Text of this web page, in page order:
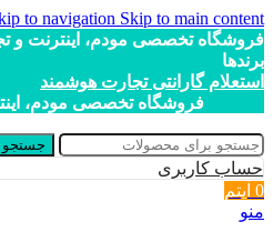
to navigation Skip to main content
فروشگاه تخصصی مودم، اینترنت و
برندها
استعلام گارانتی تجارت هوشمند
فروشگاه تخصصی مودم،
جستجو
حساب کاربری
0 آیتم
منو